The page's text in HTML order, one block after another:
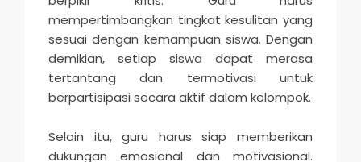
mempertimbangkan tingkat kesulitan yang
sesuai dengan kemampuan siswa. Dengan
demikian, setiap siswa dapat merasa
tertantang dan termotivasi untuk
berpartisipasi secara aktif dalam kelompok.
Selain itu, guru harus siap memberikan
dukungan emosional dan motivasional.